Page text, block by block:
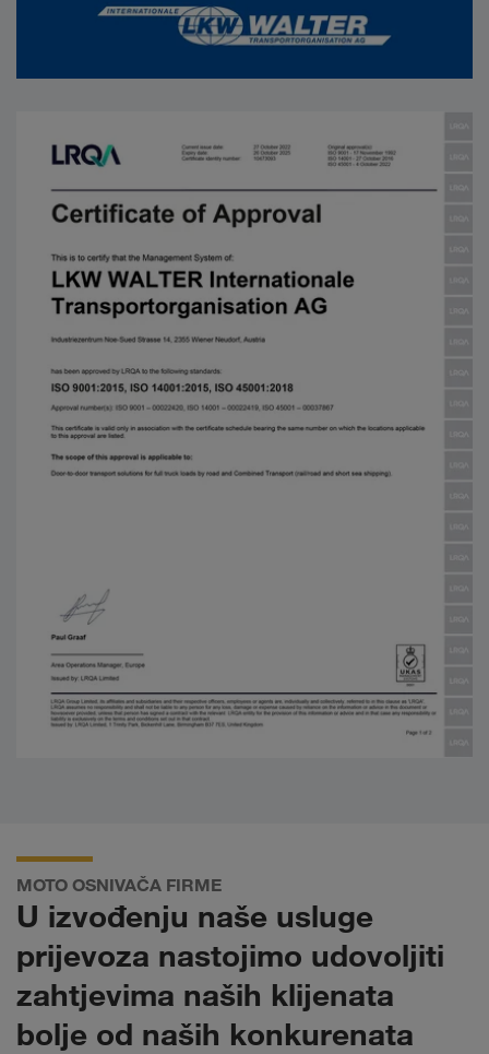
MOTO OSNIVAČA FIRME
U izvođenju naše usluge
prijevoza nastojimo udovoljiti
zahtjevima naših klijenata
bolje od naših konkurenata